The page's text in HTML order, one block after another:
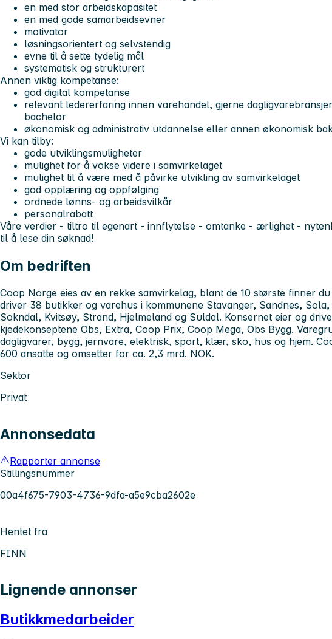
en med stor arbeidskapasitet
en med gode samarbeidsevner
motivator
løsningsorientert og selvstendig
evne til å sette tydelig mål
systematisk og strukturert
Annen viktig kompetanse:
god digital kompetanse
relevant ledererfaring innen varehandel, gjerne
bachelor
økonomisk og administrativ utdannelse eller annen økonomisk
Vi kan tilby:
gode utviklingsmuligheter
mulighet for å vokse videre i samvirkelaget
mulighet til å være med å påvirke utvikling av samvirkelaget
god opplæring og oppfølging
ordnede lønns- og arbeidsvilkår
personalrabatt
Våre verdier - tiltro til egenart - innflytelse - omtanke - ærlighet -
til å lese din søknad!
Om bedriften
Coop Norge eies av en rekke samvirkelag, blant de 10 største finner
driver 38 butikker og varehus i kommunene Stavanger, Sandnes, Sola,
Sokndal, Kvitsøy, Strand, Hjelmeland og Suldal. Konsernet eier og
kjedekonseptene Obs, Extra, Coop Prix, Coop Mega, Obs Bygg.
dagligvarer, bygg, jernvare, elektrisk, sport, klær, sko, hus og hjem.
600 ansatte og omsetter for ca. 2,3 mrd. NOK.
Sektor
Privat
Annonsedata
Rapporter annonse
Stillingsnummer
00a4f675-7903-4736-9dfa-a5e9cba2602e
Hentet fra
FINN
Lignende annonser
Butikkmedarbeider